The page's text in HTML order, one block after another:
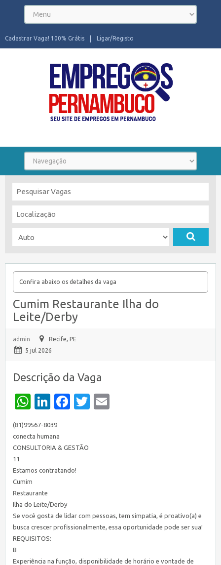
Ligar/Registo
Cadastrar Vaga! 100% Grátis
Confira abaixo os detalhes da vaga
Cumim Restaurante Ilha do
Leite/Derby
admin
Recife, PE
5 jul 2026
Descrição da Vaga
WhatsApp
LinkedIn
Facebook
Twitter
(81)99567-8039
conecta humana
CONSULTORIA & GESTÃO
11
Estamos contratando!
Cumim
Restaurante
Ilha do Leite/Derby
Se você gosta de lidar com pessoas, tem simpatia, é proativo(a) e
busca crescer profissionalmente, essa oportunidade pode ser sua!
REQUISITOS:
B
Experiência na função, disponibilidade de horário e vontade de